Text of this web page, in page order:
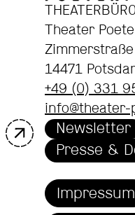
Theater
14471
+49 (0) 331
Newsletter
Presse &
Impressum